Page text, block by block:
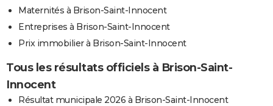
Maternités à Brison-Saint-Innocent
Entreprises à Brison-Saint-Innocent
Prix immobilier à Brison-Saint-Innocent
Tous les résultats officiels à Brison-Saint-
Innocent
Résultat municipale 2026 à Brison-Saint-Innocent